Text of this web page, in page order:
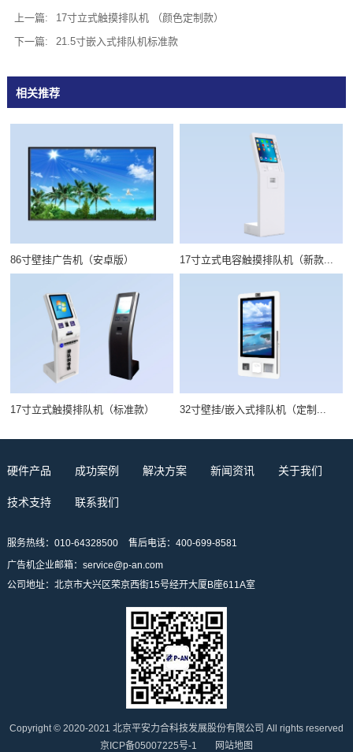
上一篇:
17寸立式触摸排队机 （颜色定制款）
下一篇:
21.5寸嵌入式排队机标准款
相关推荐
86寸壁挂广告机（安卓版） 17寸立式电容触摸排队机（新款...
17寸立式触摸排队机（标准款） 32寸壁挂/嵌入式排队机（定制...
硬件产品 成功案例 解决方案 新闻资讯 关于我们
技术支持 联系我们
服务热线：010-64328500
售后电话：400-699-8581
广告机企业邮箱：service@p-an.com
公司地址：北京市大兴区荣京西街15号经开大厦B座611A室
Copyright © 2020-2021 北京平安力合科技发展股份有限公司 All rights reserved
京ICP备05007225号-1
网站地图